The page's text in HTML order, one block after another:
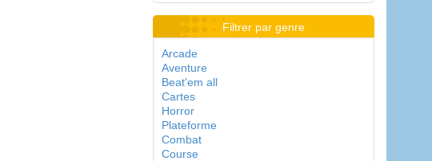
Filtrer par genre
Arcade
Aventure
Beat'em all
Cartes
Horror
Plateforme
Combat
Course